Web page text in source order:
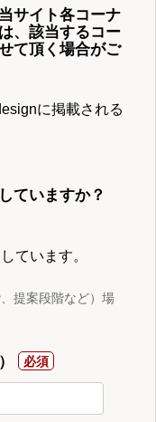
サイト各コーナ
、該当するコー
て頂く場合がご
に掲載される
ていますか？
ています。
提案段階など）場